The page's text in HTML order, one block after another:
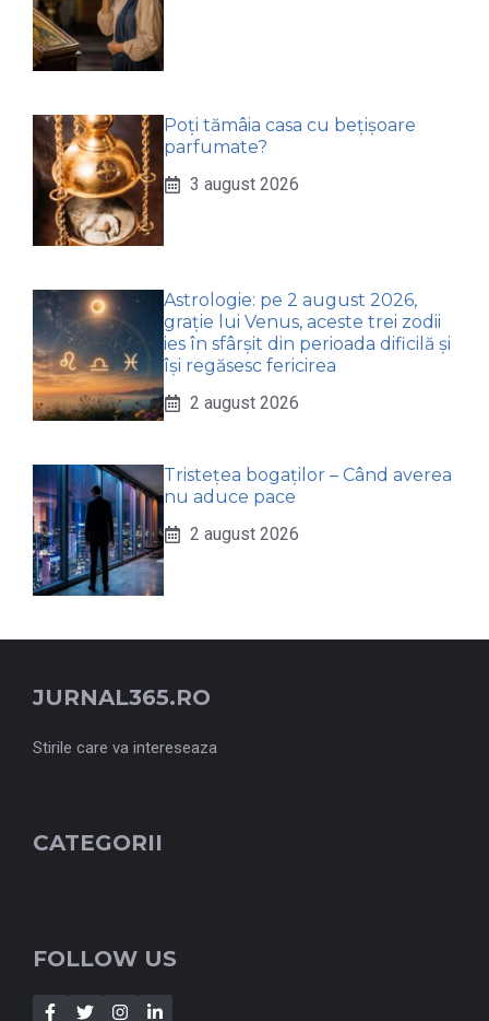
Poți tămâia casa cu bețișoare
parfumate?
3 august 2026
Astrologie: pe 2 august 2026,
grație lui Venus, aceste trei zodii
ies în sfârșit din perioada dificilă și
își regăsesc fericirea
2 august 2026
Tristețea bogaților – Când averea
nu aduce pace
2 august 2026
JURNAL365.RO
Stirile care va intereseaza
CATEGORII
FOLLOW US